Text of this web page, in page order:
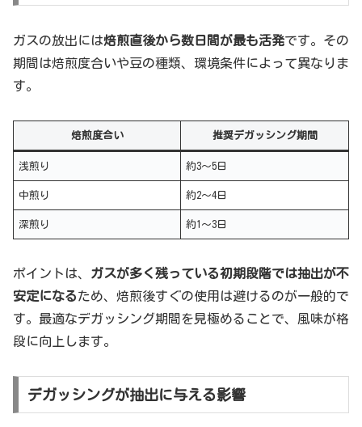
ガスの放出には焙煎直後から数日間が最も活発です。その
期間は焙煎度合いや豆の種類、環境条件によって異なりま
す。
焙煎度合い 推奨デガッシング期間
浅煎り 約3〜5日
中煎り 約2〜4日
深煎り 約1〜3日
ポイントは、 ガスが多く残っている初期段階では抽出が不
安定になるため、焙煎後すぐの使用は避けるのが一般的で
す。最適なデガッシング期間を見極めることで、風味が格
段に向上します。
デガッシングが抽出に与える影響